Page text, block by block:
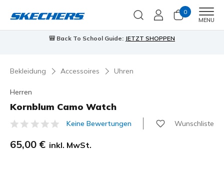
0
MENU
🎒 Back To School Guide: JETZT SHOPPEN
Bekleidung Accessoires Uhren
Herren
Kornblum Camo Watch
5 von 5 Kundenbewertungen
Keine Bewertungen Wunschliste
65,00 € inkl. MwSt.